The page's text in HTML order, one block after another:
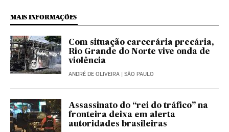
MAIS INFORMAÇÕES
Com situação carcerária precária,
Rio Grande do Norte vive onda de
violência
ANDRÉ DE OLIVEIRA | SÃO PAULO
Assassinato do “rei do tráfico” na
fronteira deixa em alerta
autoridades brasileiras